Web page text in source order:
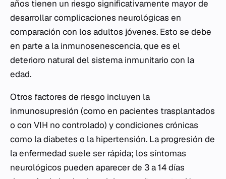
años tienen un riesgo significativamente mayor de
desarrollar complicaciones neurológicas en
comparación con los adultos jóvenes. Esto se debe
en parte a la inmunosenescencia, que es el
deterioro natural del sistema inmunitario con la
edad.
Otros factores de riesgo incluyen la
inmunosupresión (como en pacientes trasplantados
o con VIH no controlado) y condiciones crónicas
como la diabetes o la hipertensión. La progresión de
la enfermedad suele ser rápida; los síntomas
neurológicos pueden aparecer de 3 a 14 días